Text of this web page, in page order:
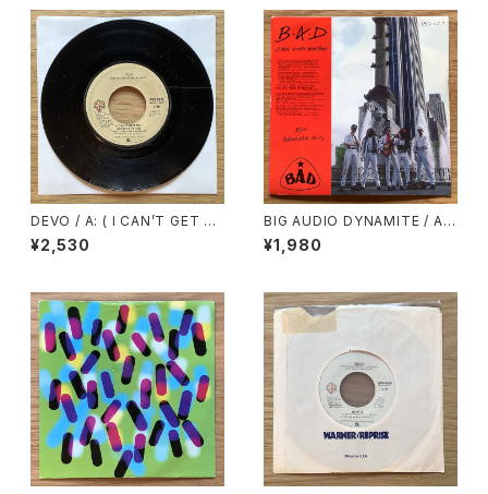
DEVO / A: ( I CAN’T GET N
O ) SATISFACTION / B: UN
CONTROLLABLE URGE
¥2,530
BIG AUDIO DYNAMITE / A:
C’MON EVERY BEATBOX /
B: BADROCK CITY
¥1,980